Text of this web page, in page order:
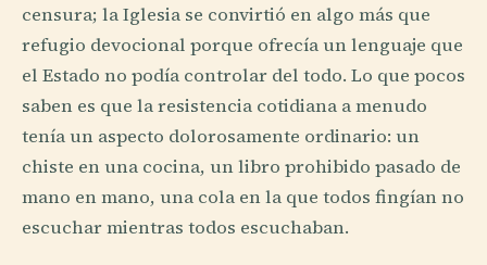
censura; la Iglesia se convirtió en algo más que
refugio devocional porque ofrecía un lenguaje que
el Estado no podía controlar del todo. Lo que pocos
saben es que la resistencia cotidiana a menudo
tenía un aspecto dolorosamente ordinario: un
chiste en una cocina, un libro prohibido pasado de
mano en mano, una cola en la que todos fingían no
escuchar mientras todos escuchaban.